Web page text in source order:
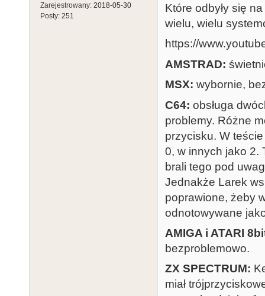
Zarejestrowany: 2018-05-30
Posty: 251
Które odbyły się
wielu, wielu
https://
AMSTRAD:
MSX: wybornie,
C64: obsługa
problemy. Różne
przycisku. W
0, w innych jako 2.
brali tego pod
Jednakże Larek
poprawione, żeby
odnotowywane
AMIGA i ATARI
bezproblemowo.
ZX SPECTRUM:
miał